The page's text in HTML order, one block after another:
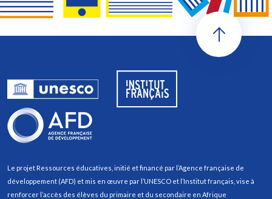
Le projet Ressources éducatives, initié et financé par l’Agence française de
développement (AFD) et mis en œuvre par l’UNESCO et l’Institut français, vise à
renforcer l’accès des élèves du primaire et du secondaire en Afrique